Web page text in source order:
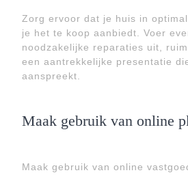
Zorg ervoor dat je huis in
je het te koop aanbiedt. Voer
noodzakelijke reparaties uit,
een aantrekkelijke presentatie
aanspreekt.
Maak gebruik van online
Maak gebruik van online